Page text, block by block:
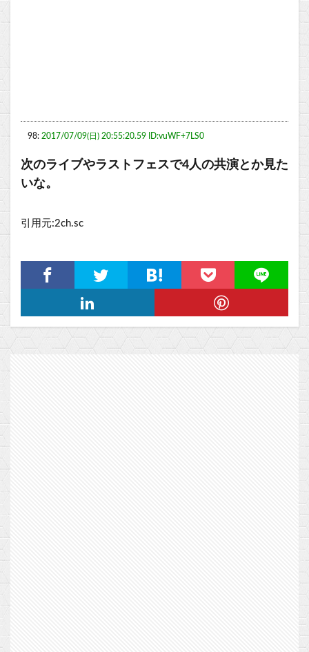
98: 2017/07/09(日) 20:55:20.59 ID:vuWF+7LS0
次のライブやラストフェスで4人の共演とか見た
いな。
引用元:2ch.sc